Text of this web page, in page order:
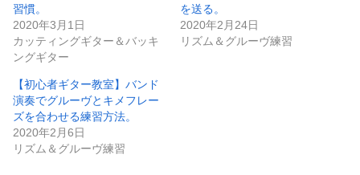
習慣。
2020年3月1日
カッティングギター＆バッキ
ングギター
を送る。
2020年2月24日
リズム＆グルーヴ練習
【初心者ギター教室】バンド
演奏でグルーヴとキメフレー
ズを合わせる練習方法。
2020年2月6日
リズム＆グルーヴ練習